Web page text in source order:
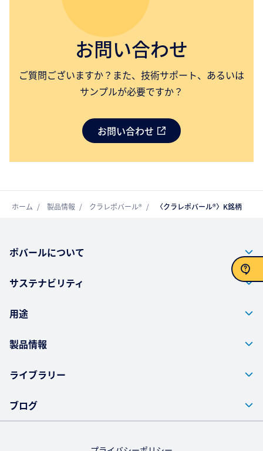
お問い合わせ
ご質問ございますか？また、技術サポート、あるいは
サンプルが必要ですか？
お問い合わせ
ホーム 製品情報 クラレポバール® 〈クラレポバール®〉K銘柄
ポバールについて
サステナビリティ
用途
製品情報
ライブラリー
ブログ